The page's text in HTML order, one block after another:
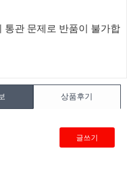
관 문제로 반품이 불가합
상품후기
글쓰기